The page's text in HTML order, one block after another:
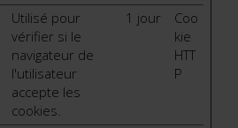
Utilisé pour
vérifier si le
navigateur de
l'utilisateur
accepte les
cookies.
1 jour
Coo
kie
HTT
P